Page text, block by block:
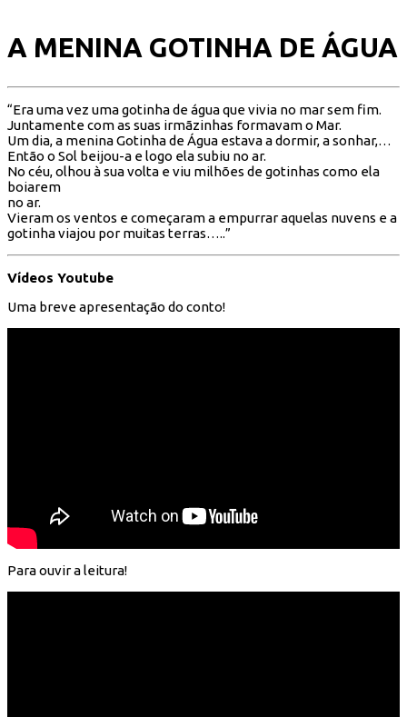
A MENINA GOTINHA DE ÁGUA
“Era uma vez uma gotinha de água que vivia no mar sem fim.
Juntamente com as suas irmãzinhas formavam o Mar.
Um dia, a menina Gotinha de Água estava a dormir, a sonhar,…
Então o Sol beijou-a e logo ela subiu no ar.
No céu, olhou à sua volta e viu milhões de gotinhas como ela
boiarem
no ar.
Vieram os ventos e começaram a empurrar aquelas nuvens e a
gotinha viajou por muitas terras…..”
Vídeos Youtube
Uma breve apresentação do conto!
Para ouvir a leitura!